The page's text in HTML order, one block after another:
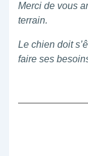
Merci de vous
terrain.
Le chien doit
faire ses